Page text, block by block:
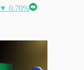
▼ 0.70%